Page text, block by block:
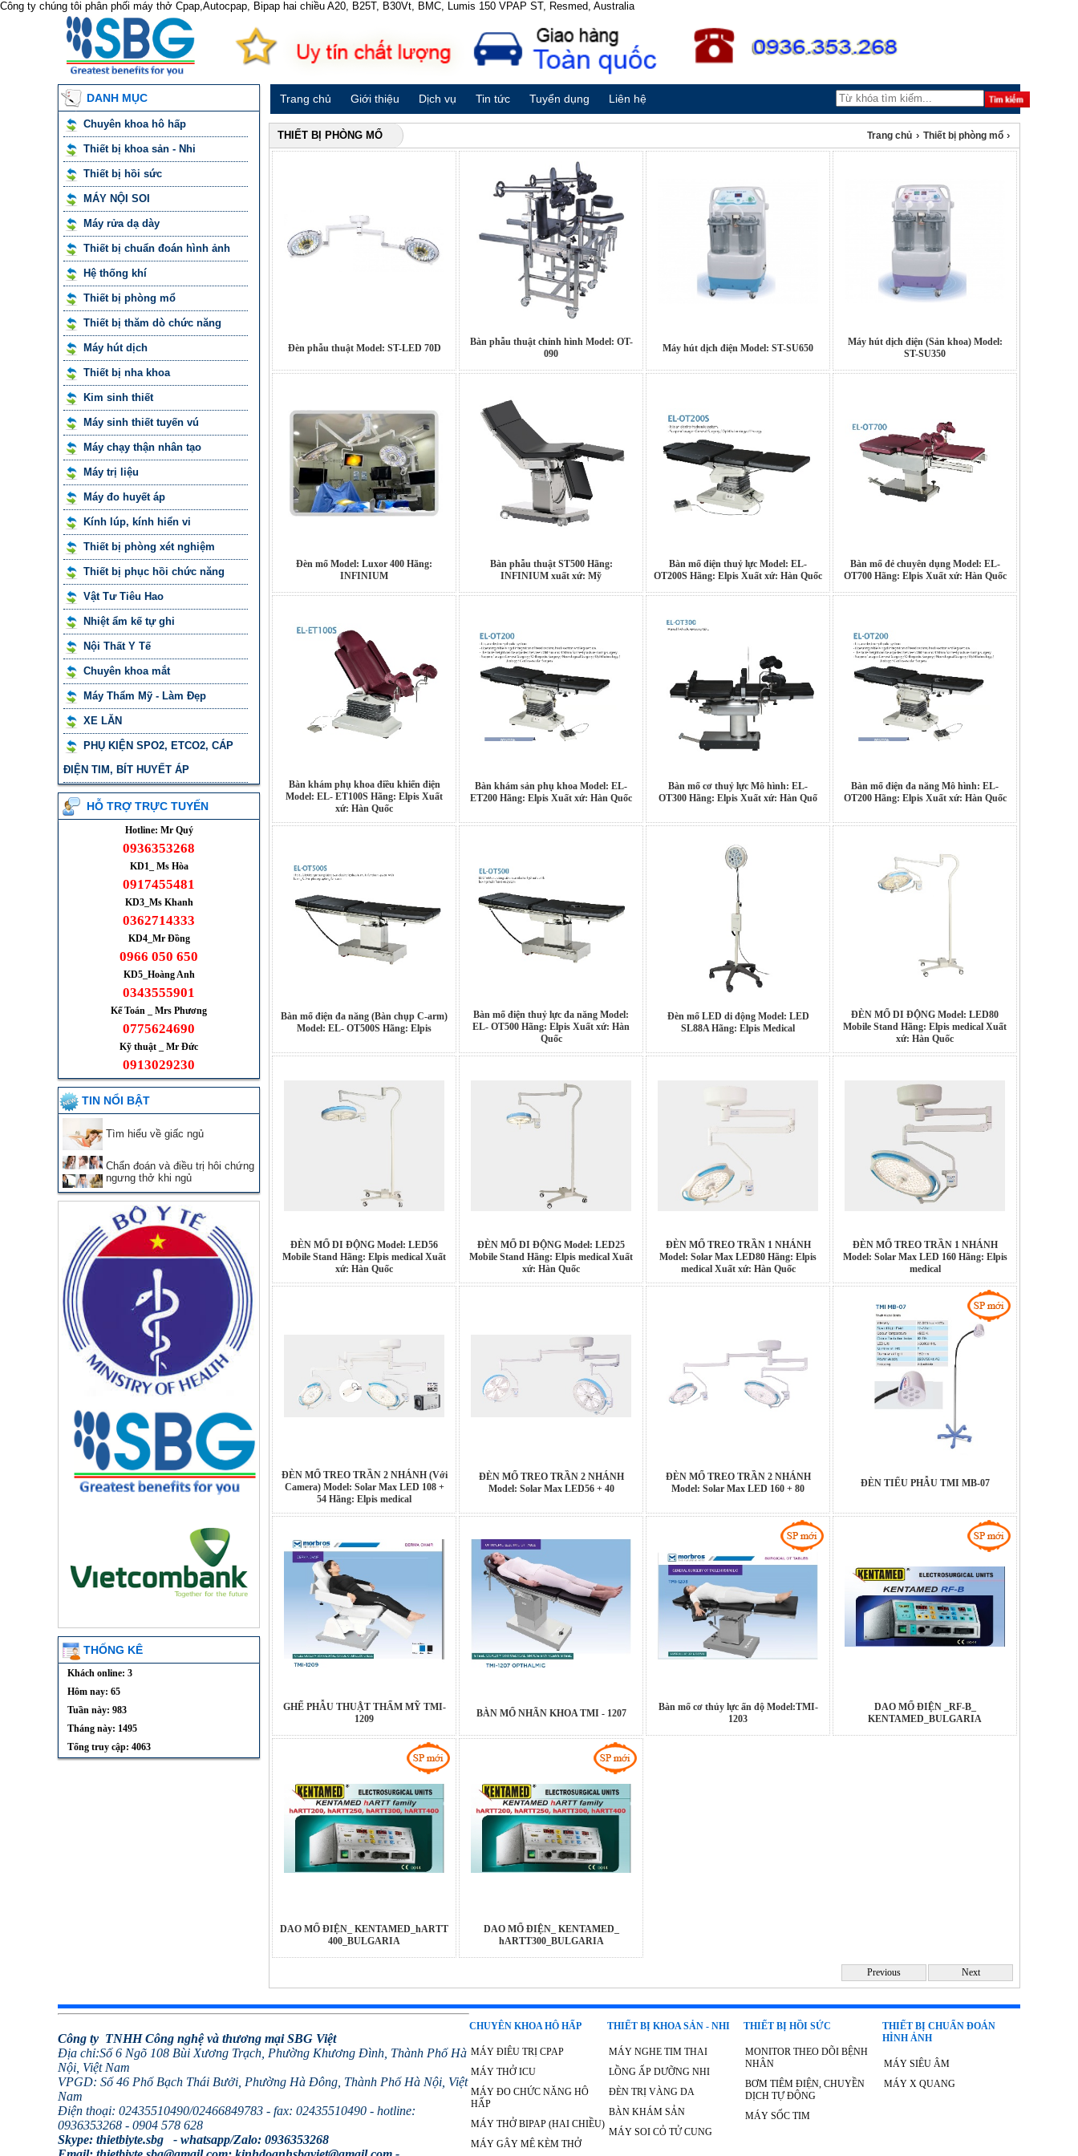
Công ty chúng tôi phân phối máy thở Cpap,Autocpap, Bipap hai chiều A20, B25T, B30Vt, BMC, Lumis 150 VPAP ST, Resmed, Australia
DANH MỤC
Chuyên khoa hô hấp
Thiết bị khoa sản - Nhi
Thiết bị hồi sức
MÁY NỘI SOI
Máy rửa dạ dày
Thiết bị chuẩn đoán hình ảnh
Hệ thống khí
Thiết bị phòng mổ
Thiết bị thăm dò chức năng
Máy hút dịch
Thiết bị nha khoa
Kim sinh thiết
Máy sinh thiết tuyến vú
Máy chạy thận nhân tạo
Máy trị liệu
Máy đo huyết áp
Kính lúp, kính hiển vi
Thiết bị phòng xét nghiệm
Thiết bị phục hồi chức năng
Vật Tư Tiêu Hao
Nhiệt ẩm kế tự ghi
Nội Thất Y Tế
Chuyên khoa mắt
Máy Thẩm Mỹ - Làm Đẹp
XE LĂN
PHỤ KIỆN SPO2, ETCO2, CÁP
ĐIỆN TIM, BÍT HUYẾT ÁP
HỖ TRỢ TRỰC TUYẾN
Hotline: Mr Quý
0936353268
KD1_ Ms Hòa
0917455481
KD3_Ms Khanh
0362714333
KD4_Mr Đồng
0966 050 650
KD5_Hoàng Anh
0343555901
Kế Toán _ Mrs Phương
0775624690
Kỹ thuật _ Mr Đức
0913029230
TIN NỔI BẬT
Tìm hiểu về giấc ngủ
Chẩn đoán và điều trị hôi chứng
ngưng thở khi ngủ
THỐNG KÊ
Khách online: 3
Hôm nay: 65
Tuần này: 983
Tháng này: 1495
Tổng truy cập: 4063
Trang chủ Giới thiệu Dịch vụ Tin tức Tuyển dụng Liên hệ
THIẾT BỊ PHÒNG MỔ Trang chủ › Thiết bị phòng mổ ›
Đèn phẫu thuật Model: ST-LED 70D
Bàn phẫu thuật chỉnh hình Model: OT-
090
Máy hút dịch điện Model: ST-SU650
Máy hút dịch điện (Sản khoa) Model:
ST-SU350
Đèn mổ Model: Luxor 400 Hãng:
INFINIUM
Bàn phẫu thuật ST500 Hãng:
INFINIUM xuất xứ: Mỹ
Bàn mổ điện thuỷ lực Model: EL-
OT200S Hãng: Elpis Xuất xứ: Hàn Quốc
Bàn mổ đẻ chuyên dụng Model: EL-
OT700 Hãng: Elpis Xuất xứ: Hàn Quốc
Bàn khám phụ khoa điều khiển điện
Model: EL- ET100S Hãng: Elpis Xuất
xứ: Hàn Quốc
Bàn khám sản phụ khoa Model: EL-
ET200 Hãng: Elpis Xuất xứ: Hàn Quốc
Bàn mổ cơ thuỷ lực Mô hình: EL-
OT300 Hãng: Elpis Xuất xứ: Hàn Quố
Bàn mổ điện đa năng Mô hình: EL-
OT200 Hãng: Elpis Xuất xứ: Hàn Quốc
Bàn mổ điện đa năng (Bàn chụp C-arm)
Model: EL- OT500S Hãng: Elpis
Bàn mổ điện thuỷ lực đa năng Model:
EL- OT500 Hãng: Elpis Xuất xứ: Hàn
Quốc
Đèn mổ LED di động Model: LED
SL88A Hãng: Elpis Medical
ĐÈN MỔ DI ĐỘNG Model: LED80
Mobile Stand Hãng: Elpis medical Xuất
xứ: Hàn Quốc
ĐÈN MỔ DI ĐỘNG Model: LED56
Mobile Stand Hãng: Elpis medical Xuất
xứ: Hàn Quốc
ĐÈN MỔ DI ĐỘNG Model: LED25
Mobile Stand Hãng: Elpis medical Xuất
xứ: Hàn Quốc
ĐÈN MỔ TREO TRẦN 1 NHÁNH
Model: Solar Max LED80 Hãng: Elpis
medical Xuất xứ: Hàn Quốc
ĐÈN MỔ TREO TRẦN 1 NHÁNH
Model: Solar Max LED 160 Hãng: Elpis
medical
ĐÈN MỔ TREO TRẦN 2 NHÁNH (Với
Camera) Model: Solar Max LED 108 +
54 Hãng: Elpis medical
ĐÈN MỔ TREO TRẦN 2 NHÁNH
Model: Solar Max LED56 + 40
ĐÈN MỔ TREO TRẦN 2 NHÁNH
Model: Solar Max LED 160 + 80
ĐÈN TIỂU PHẪU TMI MB-07
GHẾ PHẪU THUẬT THẨM MỸ TMI-
1209
BÀN MỔ NHÃN KHOA TMI - 1207
Bàn mổ cơ thủy lực ấn độ Model:TMI-
1203
DAO MỔ ĐIỆN _RF-B_
KENTAMED_BULGARIA
DAO MỔ ĐIỆN_ KENTAMED_hARTT
400_BULGARIA
DAO MỔ ĐIỆN_ KENTAMED_
hARTT300_BULGARIA
Previous Next
Công ty TNHH Công nghệ và thương mại SBG Việt
Địa chỉ:Số 6 Ngõ 108 Bùi Xương Trạch, Phường Khương Đình, Thành Phố Hà
Nội, Việt Nam
VPGD: Số 46 Phố Bạch Thái Bưởi, Phường Hà Đông, Thành Phố Hà Nội, Việt
Nam
Điện thoại: 02435510490/02466849783 - fax: 02435510490 - hotline:
0936353268 - 0904 578 628
Skype: thietbiyte.sbg - whatsapp/Zalo: 0936353268
CHUYÊN KHOA HÔ HẤP
MÁY ĐIÊU TRỊ CPAP
MÁY THỞ ICU
MÁY ĐO CHỨC NĂNG HÔ
HẤP
MÁY THỞ BIPAP (HAI CHIỀU)
MÁY GÂY MÊ KÈM THỞ
THIẾT BỊ KHOA SẢN - NHI
MÁY NGHE TIM THAI
LỒNG ẤP DƯỠNG NHI
ĐÈN TRỊ VÀNG DA
BÀN KHÁM SẢN
MÁY SOI CỎ TỬ CUNG
THIẾT BỊ HỒI SỨC
MONITOR THEO DÕI BỆNH
NHÂN
BƠM TIÊM ĐIỆN, CHUYỀN
DỊCH TỰ ĐỘNG
MÁY SỐC TIM
THIẾT BỊ CHUẨN ĐOÁN
HÌNH ẢNH
MÁY SIÊU ÂM
MÁY X QUANG